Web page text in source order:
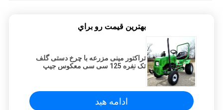
بهترين قيمت رو براي
تراکتور مینی مزرعه با چرخ دستی گلف
تک نفره 125 سی سی معکوس جیپ
ادامه هید